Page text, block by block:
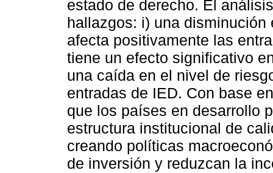
estado de derecho. El
hallazgos: i) una
afecta positivamente las
tiene un efecto significativo
una caída en el nivel de
entradas de IED. Con base
que los países en desarrollo
estructura institucional de
creando políticas
de inversión y reduzcan la